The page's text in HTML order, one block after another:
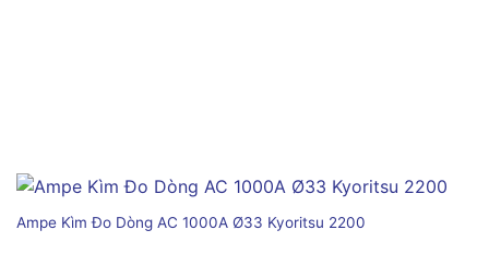
Ampe Kìm Đo Dòng AC 1000A Ø33 Kyoritsu 2200